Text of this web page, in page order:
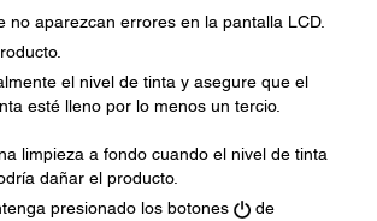
no aparezcan errores en la pantalla LCD.
el nivel de tinta y asegure que el
esté lleno por lo menos un tercio.
limpieza a fondo cuando el nivel de tinta
dañar el producto.
presionado los botones
de